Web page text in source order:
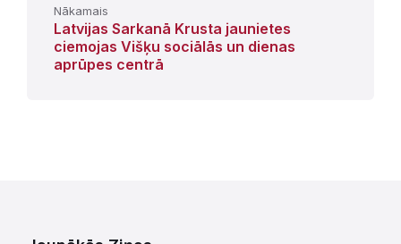
Nākamais
Latvijas Sarkanā Krusta jaunietes
ciemojas Višķu sociālās un dienas
aprūpes centrā